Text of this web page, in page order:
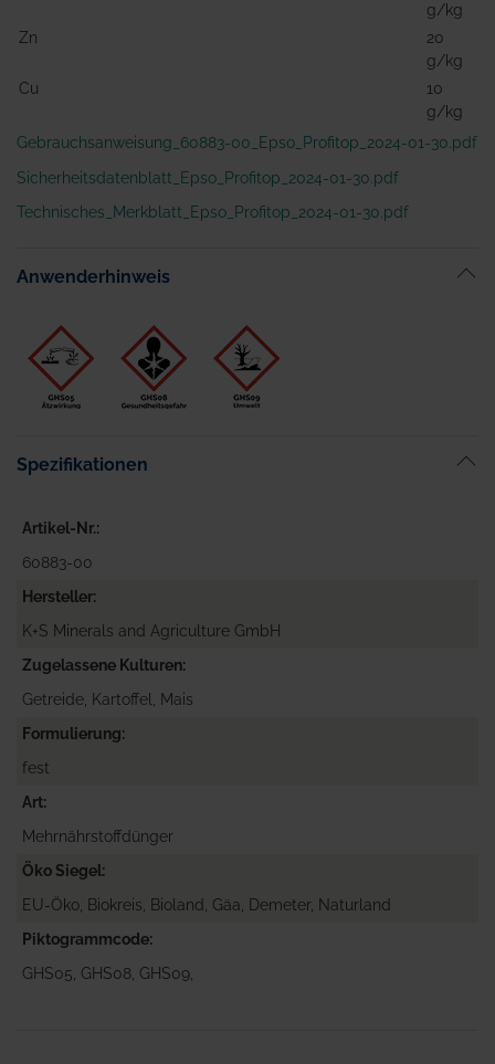
g/kg
Zn
20
g/kg
Cu
10
g/kg
Gebrauchsanweisung_60883-00_Epso_Profitop_2024-01-30.pdf
Sicherheitsdatenblatt_Epso_Profitop_2024-01-30.pdf
Technisches_Merkblatt_Epso_Profitop_2024-01-30.pdf
Anwenderhinweis
Spezifikationen
Artikel-Nr.
60883-00
Hersteller
K+S Minerals and Agriculture GmbH
Zugelassene Kulturen
Getreide, Kartoffel, Mais
Formulierung
fest
Art
Mehrnährstoffdünger
Öko Siegel
EU-Öko, Biokreis, Bioland, Gäa, Demeter, Naturland
Piktogrammcode
GHS05, GHS08, GHS09,